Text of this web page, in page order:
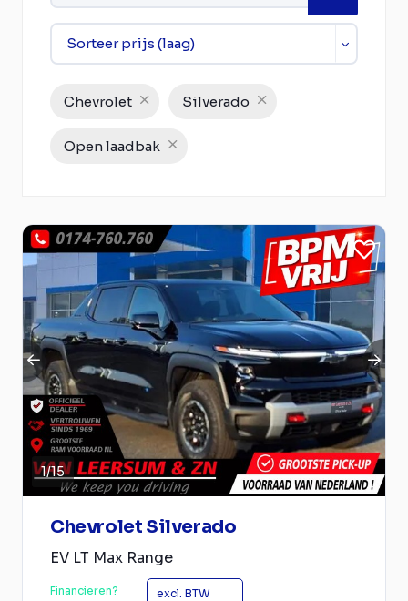
Chevrolet Silverado
Open laadbak
1/15
Chevrolet Silverado
EV LT Max Range
Financieren? excl. BTW